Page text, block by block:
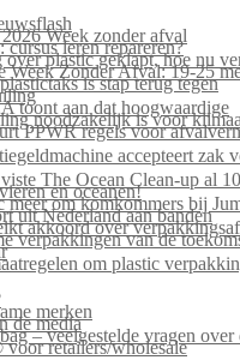
Week zonder afval
cursus leren repareren?
plastic geklapt, hoe nu
Week Zonder Afval: 19-25
is stap terug tegen
toont aan dat hoogwaardige
noodzakelijk is voor
PPWR regels voor
accepteert zak
The Ocean Clean-up al
en oceanen!
meer om komkommers bij
uit Nederland aan banden
akkoord over
verpakkingen van de
om plastic
merken
de media
– veelgestelde vragen over
retailers/wholesale